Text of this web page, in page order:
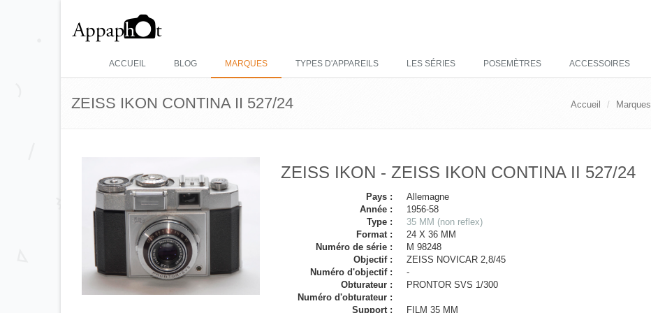
ACCUEIL BLOG MARQUES TYPES D'APPAREILS LES SÉRIES POSEMÈTRES ACCESSOIRES
ZEISS IKON CONTINA II 527/24 Accueil Marques
ZEISS IKON - ZEISS IKON CONTINA II 527/24
Pays :
Allemagne
Année :
1956-58
Type :
35 MM (non reflex)
Format :
24 X 36 MM
Numéro de série :
M 98248
Objectif :
ZEISS NOVICAR 2,8/45
Numéro d'objectif :
-
Obturateur :
PRONTOR SVS 1/300
Numéro d'obturateur :
Support :
FILM 35 MM